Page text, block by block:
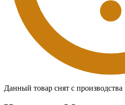
Данный товар снят с производства